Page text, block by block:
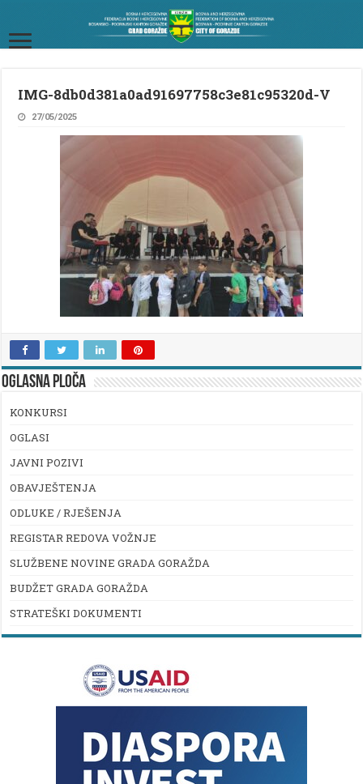
IMG-8db0d381a0ad91697758c3e81c95320d-V
27/05/2025
OGLASNA PLOČA
KONKURSI
OGLASI
JAVNI POZIVI
OBAVJEŠTENJA
ODLUKE / RJEŠENJA
REGISTAR REDOVA VOŽNJE
SLUŽBENE NOVINE GRADA GORAŽDA
BUDŽET GRADA GORAŽDA
STRATEŠKI DOKUMENTI